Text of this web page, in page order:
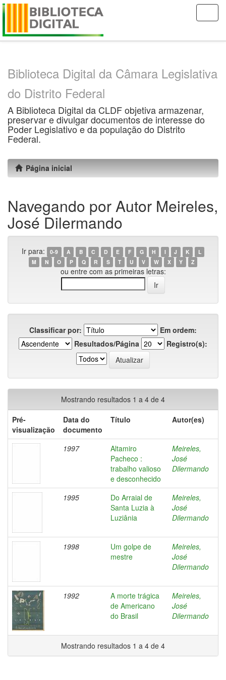
Skip
Biblioteca Digital da Câmara Legislativa
do Distrito Federal
A Biblioteca Digital da CLDF objetiva armazenar,
preservar e divulgar documentos de interesse do
Poder Legislativo e da população do Distrito
Federal.
Página inicial
Navegando por Autor Meireles,
José Dilermando
Ir para: 0-9 A B C D E F G H I J K
L
M
N O P Q R S T U V W X Y Z
ou entre com as primeiras letras:
Classificar por:
Em ordem:
Resultados/Página
Registro(s):
Mostrando resultados 1 a 4 de 4
Pré-
visualização
Data do
documento
Título Autor(es)
1997
Altamiro
Pacheco :
trabalho valioso
e desconhecido
Meireles,
José
Dilermando
1995
Do Arraial de
Santa Luzia à
Luziânia
Meireles,
José
Dilermando
1998
Um golpe de
mestre
Meireles,
José
Dilermando
1992
A morte trágica
de Americano
do Brasil
Meireles,
José
Dilermando
Mostrando resultados 1 a 4 de 4